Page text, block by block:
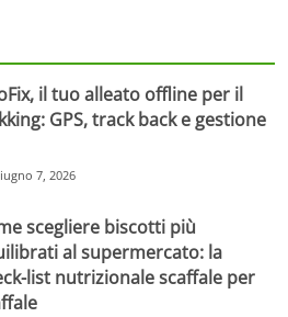
il tuo alleato offline per il
GPS, track back e gestione
7, 2026
scegliere biscotti più
al supermercato: la
list nutrizionale scaffale per